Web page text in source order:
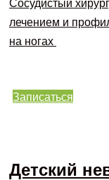
Сосудистый
лечением и
на ногах
Записаться
Детский